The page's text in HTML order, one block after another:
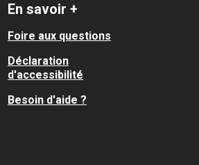
En savoir +
Foire aux questions
Déclaration
d'accessibilité
Besoin d'aide ?